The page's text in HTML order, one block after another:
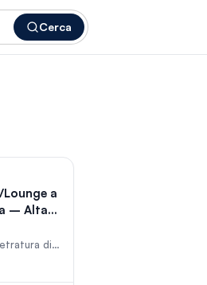
Cerca
Lounge a
– Alta
di
sale per
a